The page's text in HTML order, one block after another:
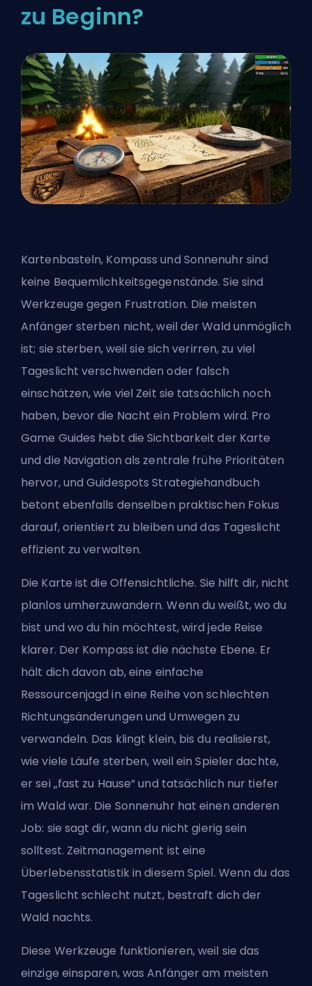
zu Beginn?
Kartenbasteln, Kompass und Sonnenuhr sind
keine Bequemlichkeitsgegenstände. Sie sind
Werkzeuge gegen Frustration. Die meisten
Anfänger sterben nicht, weil der Wald unmöglich
ist; sie sterben, weil sie sich verirren, zu viel
Tageslicht verschwenden oder falsch
einschätzen, wie viel Zeit sie tatsächlich noch
haben, bevor die Nacht ein Problem wird. Pro
Game Guides hebt die Sichtbarkeit der Karte
und die Navigation als zentrale frühe Prioritäten
hervor, und Guidespots Strategiehandbuch
betont ebenfalls denselben praktischen Fokus
darauf, orientiert zu bleiben und das Tageslicht
effizient zu verwalten.
Die Karte ist die Offensichtliche. Sie hilft dir, nicht
planlos umherzuwandern. Wenn du weißt, wo du
bist und wo du hin möchtest, wird jede Reise
klarer. Der Kompass ist die nächste Ebene. Er
hält dich davon ab, eine einfache
Ressourcenjagd in eine Reihe von schlechten
Richtungsänderungen und Umwegen zu
verwandeln. Das klingt klein, bis du realisierst,
wie viele Läufe sterben, weil ein Spieler dachte,
er sei „fast zu Hause“ und tatsächlich nur tiefer
im Wald war. Die Sonnenuhr hat einen anderen
Job: sie sagt dir, wann du nicht gierig sein
solltest. Zeitmanagement ist eine
Überlebensstatistik in diesem Spiel. Wenn du das
Tageslicht schlecht nutzt, bestraft dich der
Wald nachts.
Diese Werkzeuge funktionieren, weil sie das
einzige einsparen, was Anfänger am meisten